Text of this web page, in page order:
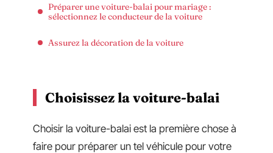
Préparer une voiture-balai pour mariage :
sélectionnez le conducteur de la voiture
Assurez la décoration de la voiture
Choisissez la voiture-balai
Choisir la voiture-balai est la première chose à
faire pour préparer un tel véhicule pour votre